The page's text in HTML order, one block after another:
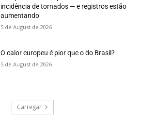
incidência de tornados — e registros estão
aumentando
5 de August de 2026
O calor europeu é pior que o do Brasil?
5 de August de 2026
Carregar